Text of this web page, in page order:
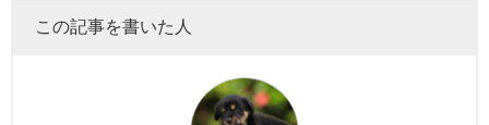
この記事を書いた人